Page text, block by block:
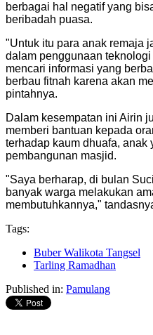
berbagai hal negatif yang
beribadah puasa.
"Untuk itu para anak remaja
dalam penggunaan
mencari informasi yang
berbau fitnah karena akan
pintahnya.
Dalam kesempatan ini Airin
memberi bantuan kepada
terhadap kaum dhuafa, anak
pembangunan masjid.
"Saya berharap, di bulan
banyak warga melakukan
membutuhkannya,"
Tags:
Buber Walikota Tangsel
Tarling Ramadhan
Published in: Pamulang